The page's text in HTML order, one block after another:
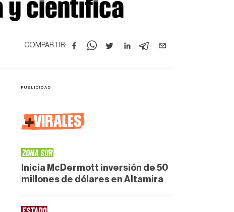
y científica
COMPARTIR:
+VIRALES
ZONA SUR
Inicia McDermott inversión de 50
millones de dólares en Altamira